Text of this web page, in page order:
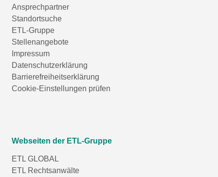
Ansprechpartner
Standortsuche
ETL-Gruppe
Stellenangebote
Impressum
Datenschutzerklärung
Barrierefreiheitserklärung
Cookie-Einstellungen prüfen
Webseiten der ETL-Gruppe
ETL GLOBAL
ETL Rechtsanwälte